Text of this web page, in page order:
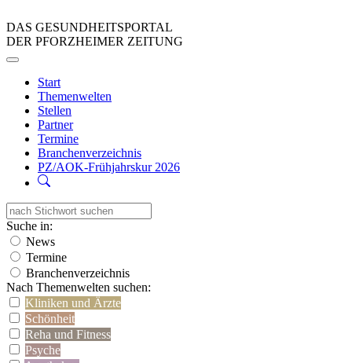
DAS GESUNDHEITSPORTAL
DER PFORZHEIMER ZEITUNG
Start
Themenwelten
Stellen
Partner
Termine
Branchenverzeichnis
PZ/AOK-Frühjahrskur 2026
Suche in:
News
Termine
Branchenverzeichnis
Nach Themenwelten suchen:
Kliniken und Ärzte
Schönheit
Reha und Fitness
Psyche